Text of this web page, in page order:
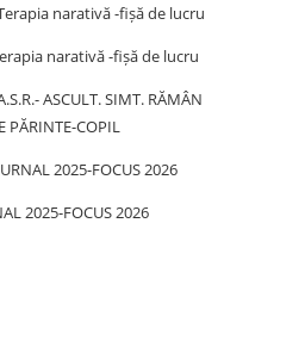
narativă -fișă de lucru
narativă -fișă de lucru
ASCULT. SIMT. RĂMÂN
PĂRINTE-COPIL
2025-FOCUS 2026
2025-FOCUS 2026